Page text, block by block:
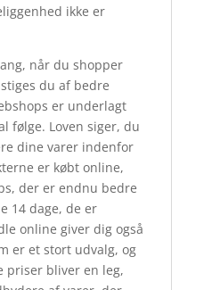
ikke er
når du shopper
du af bedre
er underlagt
følge. Loven siger, du
dine varer indenfor
er købt online,
der er endnu bedre
14 dage, de er
online giver dig også
er et stort udvalg, og
priser bliver en leg,